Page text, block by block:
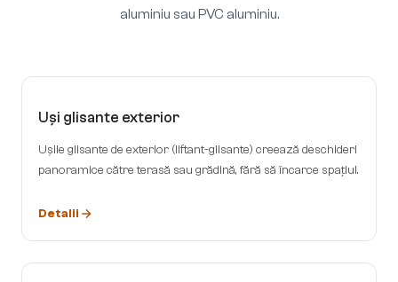
aluminiu sau PVC aluminiu.
Uși glisante exterior
Ușile glisante de exterior (liftant-glisante) creează deschideri
panoramice către terasă sau grădină, fără să încarce spațiul.
Detalii